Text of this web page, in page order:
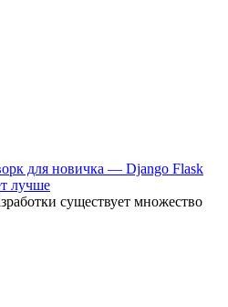
для новичка — Django Flask
лучше
существует множество